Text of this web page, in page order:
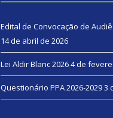
Edital de Convocação de
14 de abril de 2026
Lei Aldir Blanc 20264 de
Questionário PPA 2026-20293